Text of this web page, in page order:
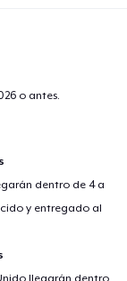
o antes.
dentro de 4 a
y entregado al
llegarán dentro